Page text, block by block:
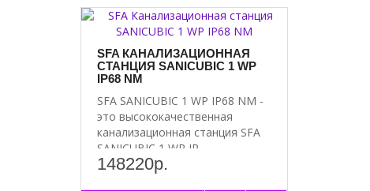
SFA КАНАЛИЗАЦИОННАЯ
СТАНЦИЯ SANICUBIC 1 WP
IP68 NM
SFA SANICUBIC 1 WP IP68 NM -
это высококачественная
канализационная станция SFA
SANICUBIC 1 WP IP..
148220р.